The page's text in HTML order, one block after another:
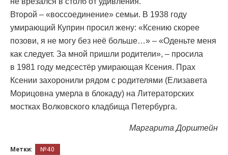
Второй – «воссоединение» семьи. В 1938 году
умирающий Куприн просил жену: «Ксению скорее
позови, я не могу без неё больше…» – «Оденьте меня
как следует. За мной пришли родители», – просила
в 1981 году медсестёр умирающая Ксения. Прах
Ксении захоронили рядом с родителями (Елизавета
Морицовна умерла в блокаду) на Литераторских
мостках Волковского кладбища Петербурга.
Маргарита Дорштейн
Метки: №40